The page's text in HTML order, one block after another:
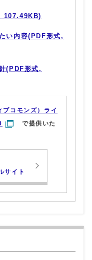
107.49KB)
い内容(PDF形式,
(PDF形式,
コモンズ）ライ
で提供いた
サイト